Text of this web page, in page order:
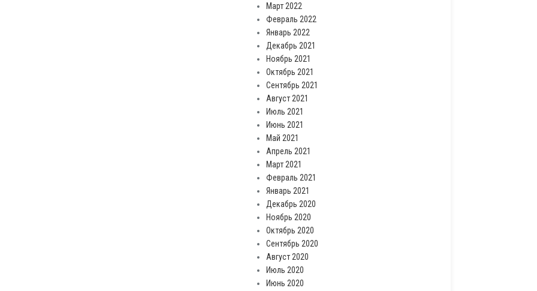
Март 2022
Февраль 2022
Январь 2022
Декабрь 2021
Ноябрь 2021
Октябрь 2021
Сентябрь 2021
Август 2021
Июль 2021
Июнь 2021
Май 2021
Апрель 2021
Март 2021
Февраль 2021
Январь 2021
Декабрь 2020
Ноябрь 2020
Октябрь 2020
Сентябрь 2020
Август 2020
Июль 2020
Июнь 2020